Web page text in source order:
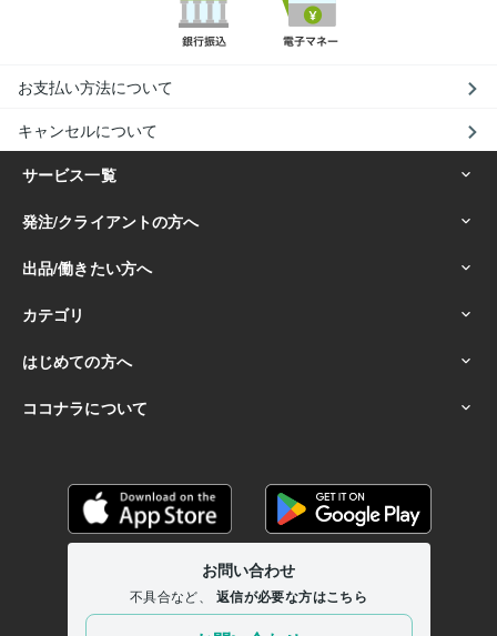
お支払い方法について
キャンセルについて